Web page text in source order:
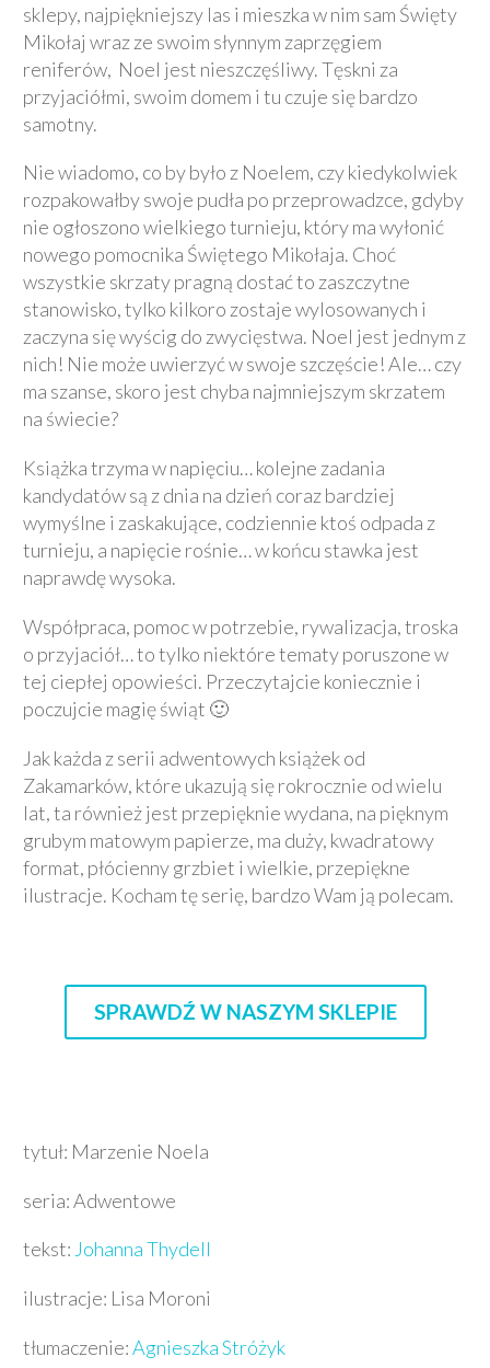
sklepy, najpiękniejszy las i mieszka w nim sam Święty
Mikołaj wraz ze swoim słynnym zaprzęgiem
reniferów, Noel jest nieszczęśliwy. Tęskni za
przyjaciółmi, swoim domem i tu czuje się bardzo
samotny.
Nie wiadomo, co by było z Noelem, czy kiedykolwiek
rozpakowałby swoje pudła po przeprowadzce, gdyby
nie ogłoszono wielkiego turnieju, który ma wyłonić
nowego pomocnika Świętego Mikołaja. Choć
wszystkie skrzaty pragną dostać to zaszczytne
stanowisko, tylko kilkoro zostaje wylosowanych i
zaczyna się wyścig do zwycięstwa. Noel jest jednym z
nich! Nie może uwierzyć w swoje szczęście! Ale… czy
ma szanse, skoro jest chyba najmniejszym skrzatem
na świecie?
Książka trzyma w napięciu… kolejne zadania
kandydatów są z dnia na dzień coraz bardziej
wymyślne i zaskakujące, codziennie ktoś odpada z
turnieju, a napięcie rośnie… w końcu stawka jest
naprawdę wysoka.
Współpraca, pomoc w potrzebie, rywalizacja, troska
o przyjaciół… to tylko niektóre tematy poruszone w
tej ciepłej opowieści. Przeczytajcie koniecznie i
poczujcie magię świąt 🙂
Jak każda z serii adwentowych książek od
Zakamarków, które ukazują się rokrocznie od wielu
lat, ta również jest przepięknie wydana, na pięknym
grubym matowym papierze, ma duży, kwadratowy
format, płócienny grzbiet i wielkie, przepiękne
ilustracje. Kocham tę serię, bardzo Wam ją polecam.
SPRAWDŹ W NASZYM SKLEPIE
tytuł: Marzenie Noela
seria: Adwentowe
tekst:Johanna Thydell
ilustracje: Lisa Moroni
tłumaczenie:Agnieszka Stróżyk